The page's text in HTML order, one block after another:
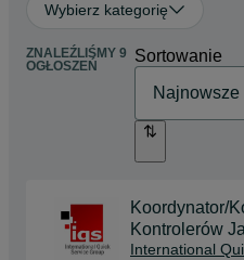
Wybierz kategorię
ZNALEŹLIŚMY 9
OGŁOSZEŃ
Sortowanie
Koordynator/
Kontrolerów
International